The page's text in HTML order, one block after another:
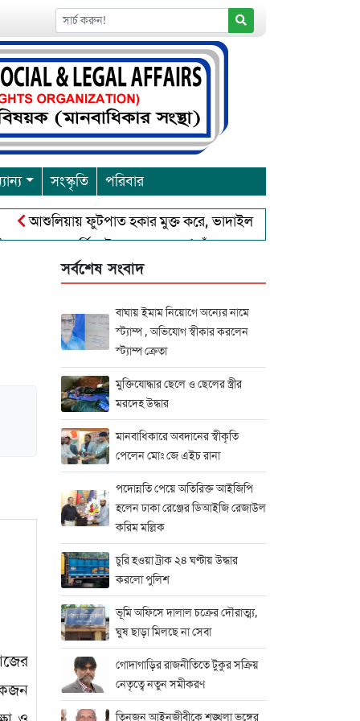
সংস্কৃতি পরিবার
আশুলিয়ায় ফুটপাত হকার মুক্ত করে, ভাদাইল প্রাইমারি ফ্রেন্ডস ক্লাব এর
পূর্নিমা উৎসব শুরু চাঁদপুরে বাংলাদেশ আহলে সুন্নাত
সর্বশেষ সংবাদ
বাঘায় ইমাম নিয়োগে অন্যের নামে
স্ট্যাম্প , অভিযোগ স্বীকার করলেন
স্ট্যাম্প ক্রেতা
মুক্তিযোদ্ধার ছেলে ও ছেলের স্ত্রীর
মরদেহ উদ্ধার
মানবাধিকারে অবদানের স্বীকৃতি
পেলেন মোঃ জে এইচ রানা
পদোন্নতি পেয়ে অতিরিক্ত আইজিপি
হলেন ঢাকা রেঞ্জের ডিআইজি রেজাউল
করিম মল্লিক
চুরি হওয়া ট্রাক ২৪ ঘণ্টায় উদ্ধার
করলো পুলিশ
ভূমি অফিসে দালাল চক্রের দৌরাত্ম্য,
ঘুষ ছাড়া মিলছে না সেবা
গোদাগাড়ির রাজনীতিতে টুকুর সক্রিয়
নেতৃত্বে নতুন সমীকরণ
তিনজন আইনজীবীকে শৃঙ্খলা ভঙ্গের